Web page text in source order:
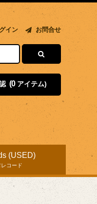
イン お問合せ
(0 アイテム)
(USED)
コード